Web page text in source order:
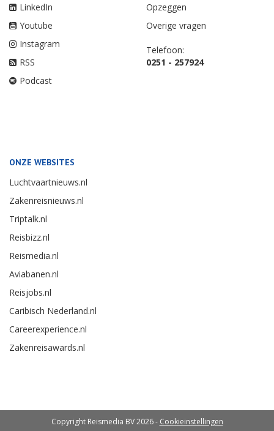
LinkedIn
Youtube
Instagram
RSS
Podcast
Opzeggen
Overige vragen
Telefoon:
0251 - 257924
ONZE WEBSITES
Luchtvaartnieuws.nl
Zakenreisnieuws.nl
Triptalk.nl
Reisbizz.nl
Reismedia.nl
Aviabanen.nl
Reisjobs.nl
Caribisch Nederland.nl
Careerexperience.nl
Zakenreisawards.nl
Copyright Reismedia BV 2026 - Cookieinstellingen